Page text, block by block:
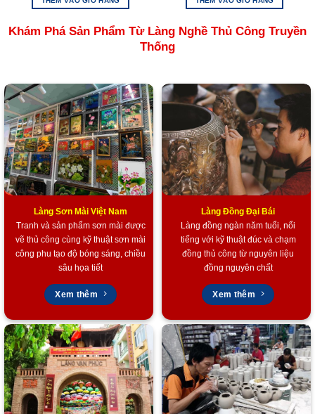
Tham khảo các sản phẩm Làng Đồng Đại Báitại đây
Tham khảo các sản phẩm Tàu thuyền Mô hìnhtại đây
Tham khảo các sản phẩm quà Doanh Nghiệp khác
Tham khảo các sản phẩm của Mỹ Nghệ Việttại đây
Hoặc trang Facebook của chúng tôi
tại đây.
Khám Phá Sản Phẩm Từ Làng Nghề Thủ Công Truyền
Thống
Làng Sơn Mài Việt Nam
Tranh và sản phẩm sơn mài được
vẽ thủ công cùng kỹ thuật sơn mài
công phu tạo độ bóng sáng, chiều
sâu họa tiết
Xem thêm
Làng Đồng Đại Bái
Làng đồng ngàn năm tuổi, nổi
tiếng với kỹ thuật đúc và chạm
đồng thủ công từ nguyên liệu
đồng nguyên chất
Xem thêm